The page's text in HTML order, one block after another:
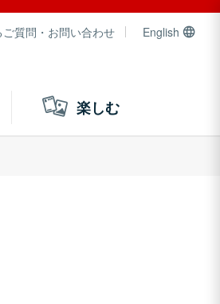
ご質問・お問い合わせ English
楽しむ